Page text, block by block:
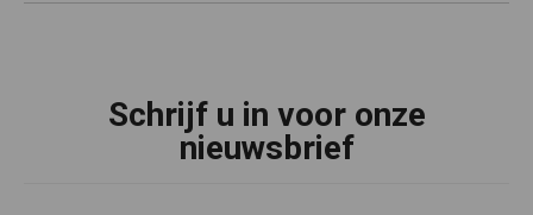
Schrijf u in voor onze
nieuwsbrief